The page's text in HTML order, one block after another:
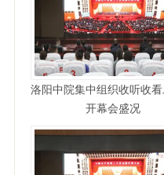
洛阳中院集中组织收听收
开幕会盛况